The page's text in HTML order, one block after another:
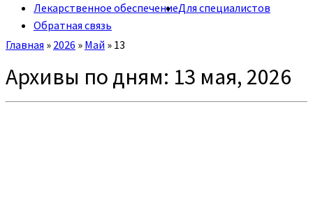
Лекарственное обеспечениеДля специалистов
Обратная связь
Главная » 2026 » Май » 13
Архивы по дням: 13 мая, 2026